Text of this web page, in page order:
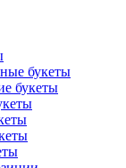
букеты
букеты